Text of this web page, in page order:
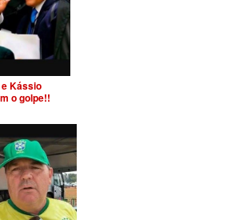
e Kássio
o golpe!!